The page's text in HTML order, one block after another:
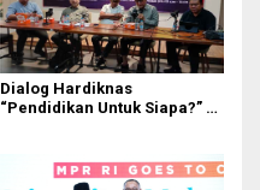
Dialog Hardiknas
“Pendidikan Untuk Siapa?” di